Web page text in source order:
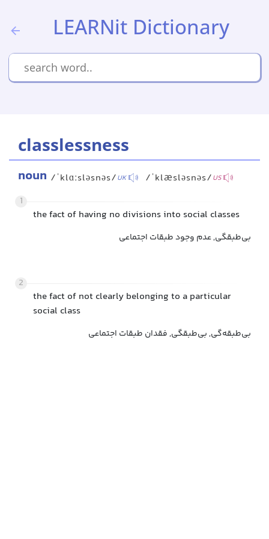
LEARNit Dictionary
classlessness
noun /ˈklɑːsləsnəs/UK /ˈklæsləsnəs/US
1
the fact of having no divisions into social classes
بی‌طبقگی, عدم وجود طبقات اجتماعی
2
the fact of not clearly belonging to a particular
social class
بی‌طبقه‌گی, بی‌طبقگی, فقدان طبقات اجتماعی